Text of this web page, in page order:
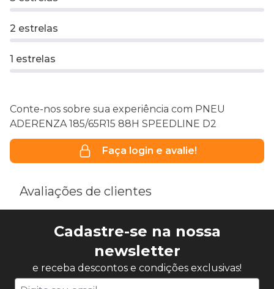
2 estrelas
1 estrelas
Conte-nos sobre sua experiência com PNEU
ADERENZA 185/65R15 88H SPEEDLINE D2
Faça login e avalie!
Avaliações de clientes
Cadastre-se na nossa
newsletter
e receba descontos e condições exclusivas!